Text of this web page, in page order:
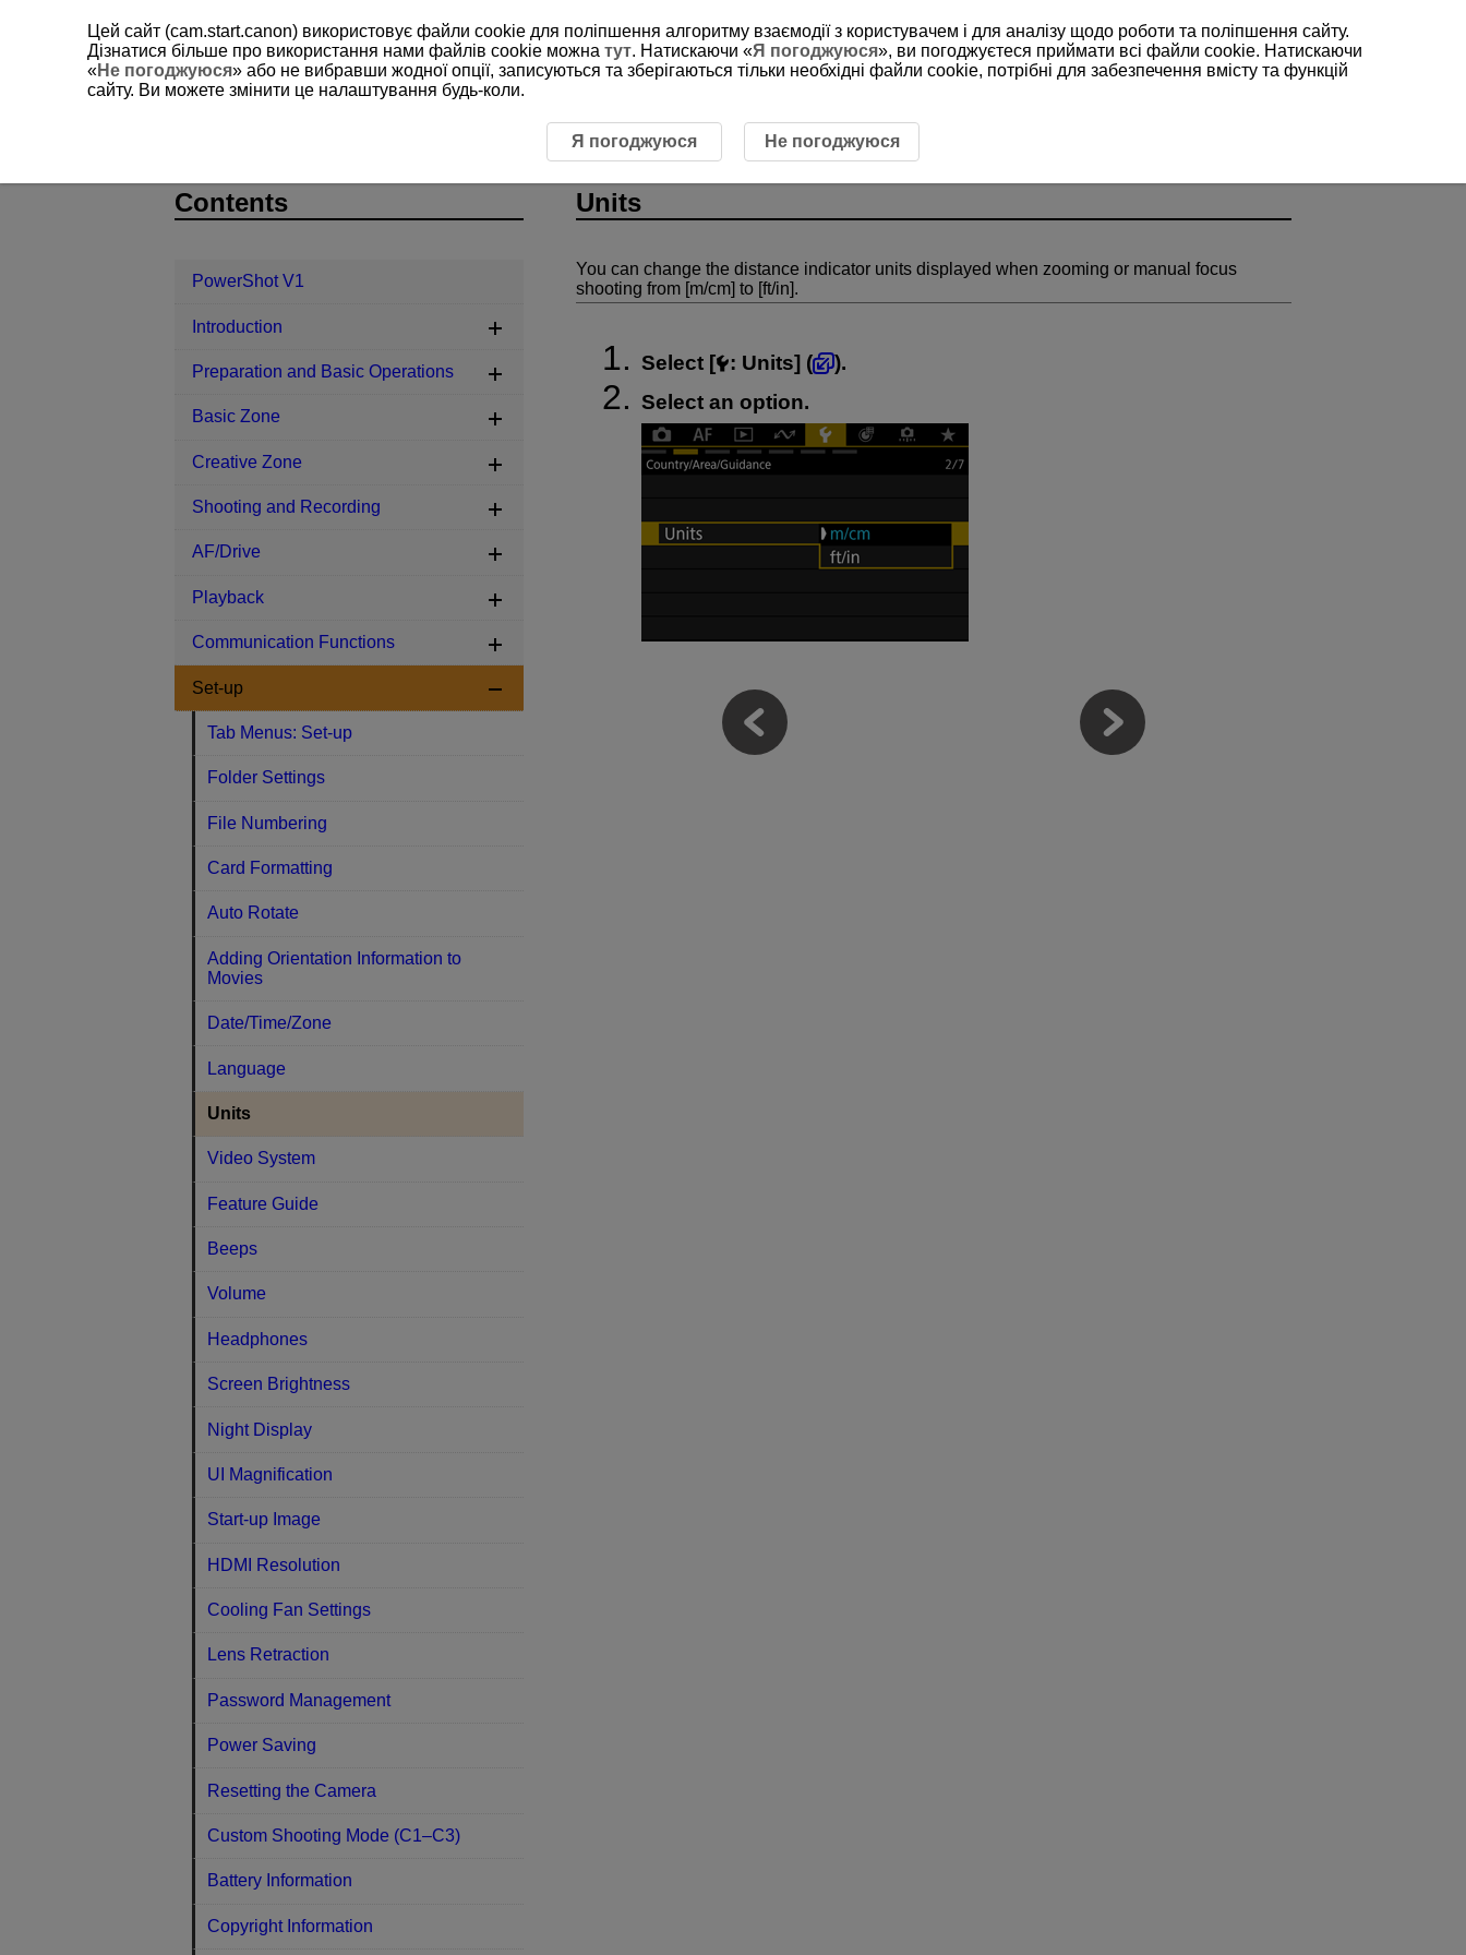
Units
Units
You can change the distance indicator units displayed when zooming or manual focus
shooting from [m/cm] to [ft/in].
Select [ : Units] (
).
Select an option.
Contents
PowerShot V1
Introduction
Preparation and Basic Operations
Basic Zone
Creative Zone
Shooting and Recording
AF/Drive
Playback
Communication Functions
Set-up
Tab Menus: Set-up
Folder Settings
File Numbering
Card Formatting
Auto Rotate
Adding Orientation Information to
Movies
Date/Time/Zone
Language
Units
Video System
Feature Guide
Beeps
Volume
Headphones
Screen Brightness
Night Display
UI Magnification
Start-up Image
HDMI Resolution
Cooling Fan Settings
Lens Retraction
Password Management
Power Saving
Resetting the Camera
Custom Shooting Mode (C1–C3)
Battery Information
Copyright Information
Цей сайт (cam.start.canon) використовує файли cookie для поліпшення алгоритму взаємодії з користувачем і для аналізу щодо роботи та поліпшення сайту.
Дізнатися більше про використання нами файлів cookie можна тут. Натискаючи «Я погоджуюся», ви погоджуєтеся приймати всі файли cookie. Натискаючи
«Не погоджуюся» або не вибравши жодної опції, записуються та зберігаються тільки необхідні файли cookie, потрібні для забезпечення вмісту та функцій
сайту. Ви можете змінити це налаштування будь-коли.
Я погоджуюся Не погоджуюся